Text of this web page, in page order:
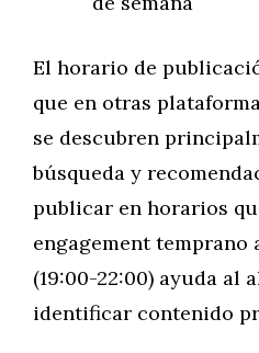
El horario de
que en otras
se descubren
búsqueda y
publicar en horarios
engagement temprano
(19:00-22:00) ayuda al
identificar contenido